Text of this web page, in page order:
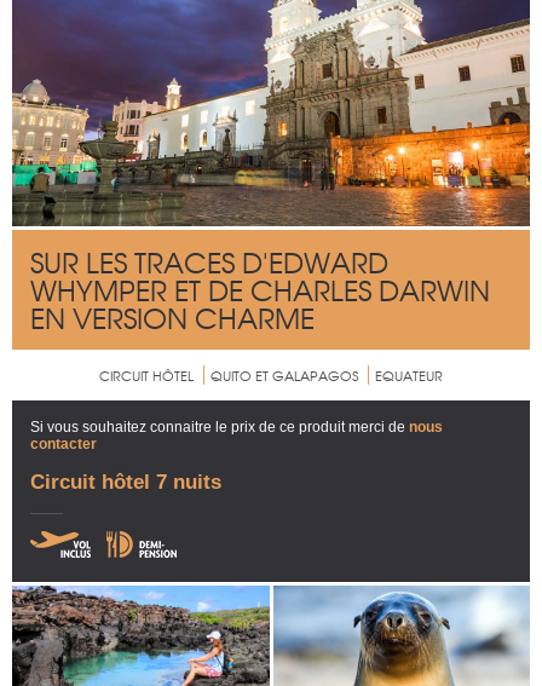
SUR LES TRACES D'EDWARD
WHYMPER ET DE CHARLES DARWIN
EN VERSION CHARME
CIRCUIT HÔTEL QUITO ET GALAPAGOS EQUATEUR
Si vous souhaitez connaitre le prix de ce produit merci de nous
contacter
Circuit hôtel 7 nuits